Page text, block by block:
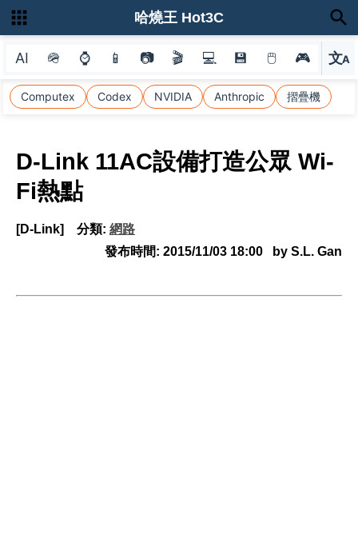
AI 🪖 ⌚ 📱 📷 🎬 💻 💾 🖱 🎮 文A
選
Computex Codex NVIDIA Anthropic 摺疊機
哈燒王 Hot3C
D-Link 11AC設備打造公眾 Wi-
Fi熱點
[D-Link] 分類: 網路
發布時間: 2015/11/03 18:00 by S.L. Gan